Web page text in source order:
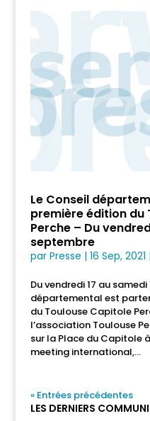
Le Conseil
première édition du
Perche – Du
septembre
par Presse | 16 Sep, 2021 |
Du vendredi 17 au
départemental est
du Toulouse Capitole
l’association Toulouse
sur la Place du Capitole
meeting international,...
« Entrées précédentes
LES DERNIERS